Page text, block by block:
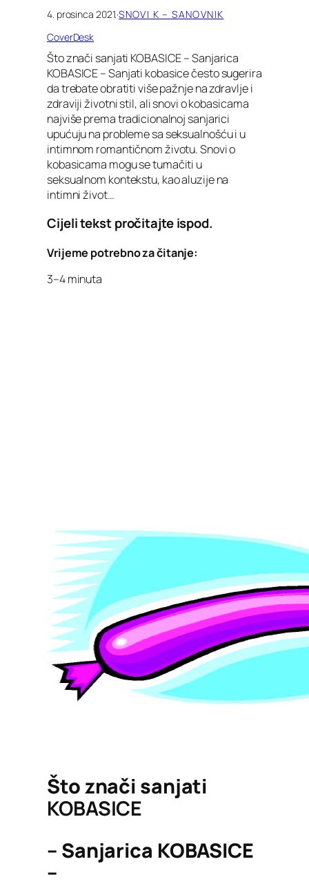
4. prosinca 2021.·SNOVI K – SANOVNIK
CoverDesk
Što znači sanjati KOBASICE – Sanjarica
KOBASICE – Sanjati kobasice često sugerira
da trebate obratiti više pažnje na zdravlje i
zdraviji životni stil, ali snovi o kobasicama
najviše prema tradicionalnoj sanjarici
upućuju na probleme sa seksualnošću i u
intimnom romantičnom životu. Snovi o
kobasicama mogu se tumačiti u
seksualnom kontekstu, kao aluzije na
intimni život…
Cijeli tekst pročitajte ispod.
Vrijeme potrebno za čitanje:
3–4 minuta
Što znači sanjati
KOBASICE
– Sanjarica KOBASICE
–